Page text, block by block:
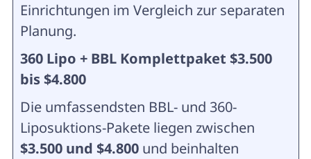
Einrichtungen im Vergleich zur separaten
Planung.
360 Lipo + BBL Komplettpaket $3.500
bis $4.800
Die umfassendsten BBL- und 360-
Liposuktions-Pakete liegen zwischen
$3.500 und $4.800und beinhalten